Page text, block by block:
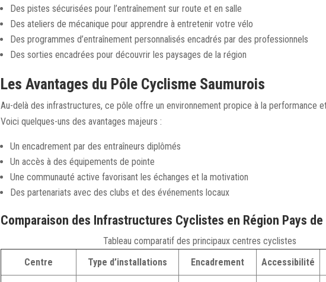
Des pistes sécurisées pour l’entraînement sur route et en salle
Des ateliers de mécanique pour apprendre à entretenir votre vélo
Des programmes d’entraînement personnalisés encadrés par des professionnels
Des sorties encadrées pour découvrir les paysages de la région
Les Avantages du Pôle Cyclisme Saumurois
Au-delà des infrastructures, ce pôle offre un environnement propice à la performance
Voici quelques-uns des avantages majeurs :
Un encadrement par des entraîneurs diplômés
Un accès à des équipements de pointe
Une communauté active favorisant les échanges et la motivation
Des partenariats avec des clubs et des événements locaux
Comparaison des Infrastructures Cyclistes en Région Pays de
Tableau comparatif des principaux centres cyclistes
Centre
Type d’installations Encadrement Accessibilité